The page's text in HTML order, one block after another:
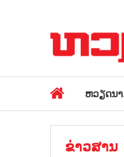
ຫວຽດນ
ຂ່າວສານ